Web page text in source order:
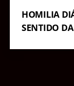
HOMILIA
SENTIDO